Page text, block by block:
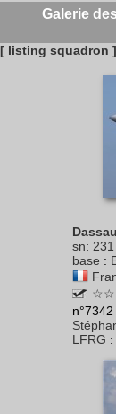
Galerie
[ listing squadron ]
sn: 231
base :
LFRG :